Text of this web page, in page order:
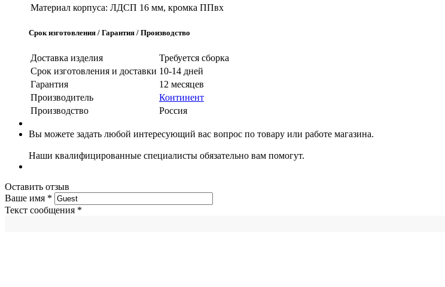
Материал корпуса: ЛДСП 16 мм, кромка ППвх
Срок изготовления / Гарантия / Производство
Доставка изделия
Требуется сборка
Срок изготовления и доставки 10-14 дней
Гарантия
12 месяцев
Производитель
Континент
Производство
Россия
Вы можете задать любой интересующий вас вопрос по товару или работе магазина.
Наши квалифицированные специалисты обязательно вам помогут.
Оставить отзыв
Ваше имя *
Текст сообщения *